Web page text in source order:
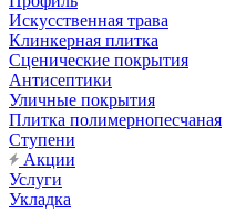
Искусственная трава
Клинкерная плитка
Сценические покрытия
Антисептики
Уличные покрытия
Плитка полимернопесчаная
Ступени
Акции
Услуги
Укладка